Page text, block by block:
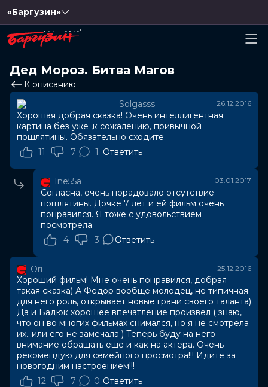
«Баргузин»
Дед Мороз. Битва Магов
К описанию
Solgasss
26.12.2016
Хорошая добрая сказка! Очень интеллигентная
картина без уже ,к сожалению, привычной
пошлятины. Обязательно сходите.
11
7 1 Ответить
Ine55a 03.01.2017
Согласна, очень порадовало отсутствие
пошлятины. Дочке 7 лет и ей фильм очень
понравился. Я тоже с удовольствием
посмотрела.
4
3 Ответить
Ori 25.12.2016
Хороший фильм! Мне очень понравился, добрая
такая сказка) А Федор вообще молодец, не типичная
для него роль, открывает новые грани своего таланта)
Да и Бадюк хорошее впечатление произвел ( знаю,
что он во многих фильмах снимался, но я не смотрела
их...или его не замечала ) Теперь буду на него
внимание обращать еще и как на актера. Очень
рекомендую для семейного просмотра!!! Идите за
новогодним настроением!!!
12
7 0 Ответить